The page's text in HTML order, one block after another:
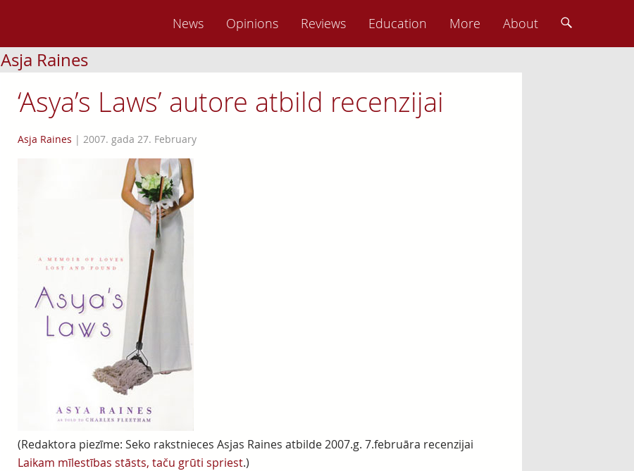
News Opinions Reviews Education More About
Asja Raines
‘Asya’s Laws’ autore atbild recenzijai
Asja Raines | 2007. gada 27. February
(Redaktora piezīme: Seko rakstnieces Asjas Raines atbilde 2007.g. 7.februāra recenzijai
Laikam mīlestības stāsts, taču grūti spriest.)